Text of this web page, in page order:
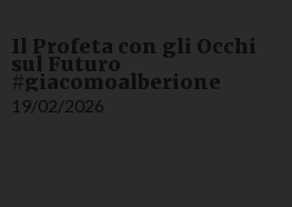
Il Profeta con gli Occhi
sul Futuro
#giacomoalberione
19/02/2026